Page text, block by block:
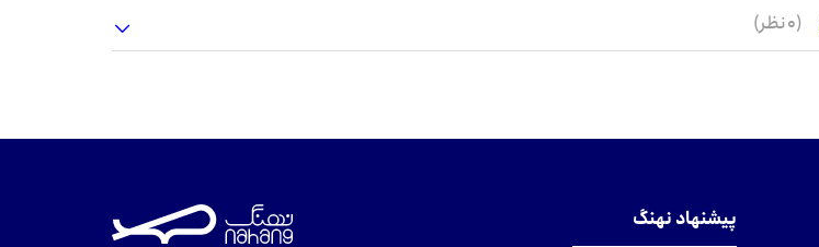
(0 نظر)
پیشنهاد نهنگ